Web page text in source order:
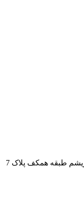
واقع در تهران ،چهار راه ولیعصر ،پاساژ ابریشم طبقه همکف پلاک 7